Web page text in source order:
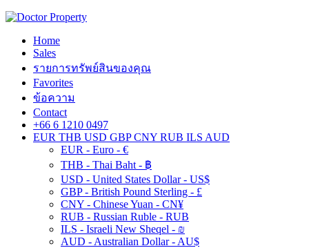
Home
Sales
รายการทรัพย์สินของคุณ
Favorites
ข้อความ
Contact
+66 6 1210 0497
EUR THB USD GBP CNY RUB ILS AUD
EUR - Euro - €
THB - Thai Baht - ฿
USD - United States Dollar - US$
GBP - British Pound Sterling - £
CNY - Chinese Yuan - CN¥
RUB - Russian Ruble - RUB
ILS - Israeli New Sheqel - ₪
AUD - Australian Dollar - AU$